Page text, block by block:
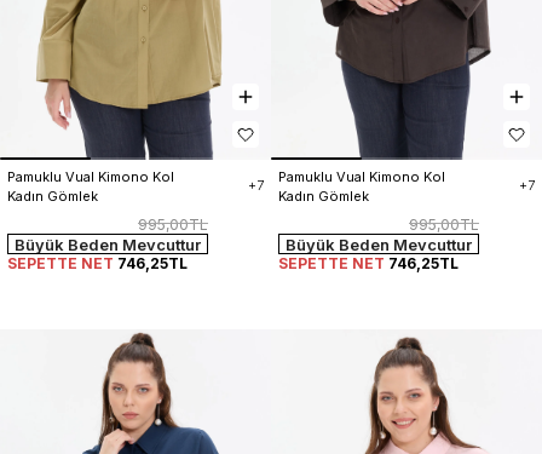
Pamuklu Vual Kimono Kol
Kadın Gömlek
+7
995,00TL
Büyük Beden Mevcuttur
SEPETTE NET 746,25TL
Pamuklu Vual Kimono Kol
Kadın Gömlek
+7
995,00TL
Büyük Beden Mevcuttur
SEPETTE NET 746,25TL